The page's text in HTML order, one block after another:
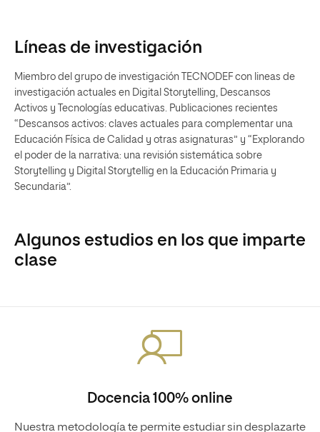
Líneas de investigación
Miembro del grupo de investigación TECNODEF con lineas de
investigación actuales en Digital Storytelling, Descansos
Activos y Tecnologías educativas. Publicaciones recientes
“Descansos activos: claves actuales para complementar una
Educación Física de Calidad y otras asignaturas” y “Explorando
el poder de la narrativa: una revisión sistemática sobre
Storytelling y Digital Storytellig en la Educación Primaria y
Secundaria”.
Algunos estudios en los que imparte
clase
Docencia 100% online
Nuestra metodología te permite estudiar sin desplazarte